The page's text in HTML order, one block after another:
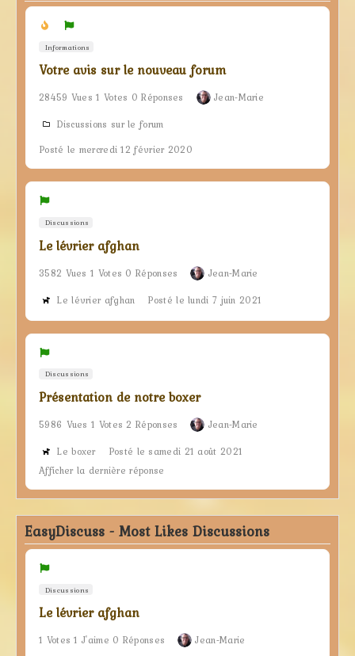
Informations
Votre avis sur le nouveau forum
28459 Vues 1 Votes 0 Réponses
Jean-Marie
Discussions sur le forum
Posté le mercredi 12 février 2020
Discussions
Le lévrier afghan
3582 Vues 1 Votes 0 Réponses
Jean-Marie
Le lévrier afghan
Posté le lundi 7 juin 2021
Discussions
Présentation de notre boxer
5986 Vues 1 Votes 2 Réponses
Jean-Marie
Le boxer
Posté le samedi 21 août 2021
Afficher la dernière réponse
EasyDiscuss - Most Likes Discussions
Discussions
Le lévrier afghan
1 Votes 1 J'aime 0 Réponses
Jean-Marie